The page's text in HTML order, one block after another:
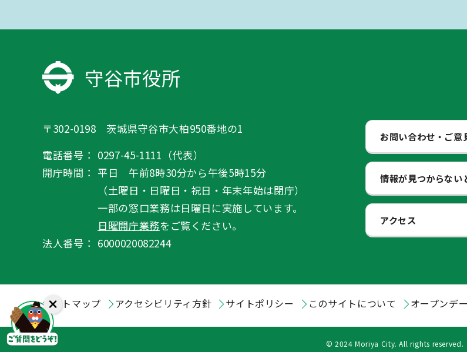
守谷市役所
〒302-0198 茨城県守谷市大柏950番地の1
電話番号： 0297-45-1111（代表）
開庁時間： 平日 午前8時30分から午後5時15分
（土曜日・日曜日・祝日・年末年始は閉庁）
一部の窓口業務は日曜日に実施しています。
日曜開庁業務をご覧ください。
法人番号： 6000020082244
お問い合わせ・ご意
情報が見つからない
アクセス
サイトマップ アクセシビリティ方針 サイトポリシー このサイトについて オープンデ
© 2024 Moriya City. All rights reserved.